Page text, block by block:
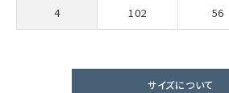
4 102 56
サイズについて